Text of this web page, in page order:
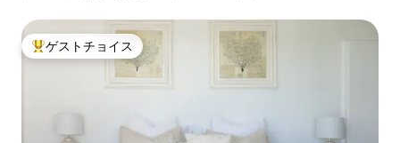
大好評のゲストチョイスです。
ゲストチョイス